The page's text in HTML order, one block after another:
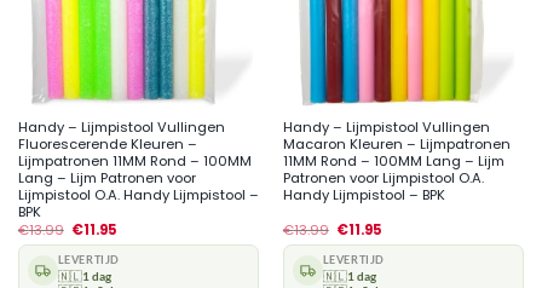
Handy – Lijmpistool Vullingen
Fluorescerende Kleuren –
Lijmpatronen 11MM Rond – 100MM
Lang – Lijm Patronen voor
Lijmpistool O.A. Handy Lijmpistool –
BPK
€13.99 €11.95
LEVERTIJD
🇳🇱1 dag
Handy – Lijmpistool Vullingen
Macaron Kleuren – Lijmpatronen
11MM Rond – 100MM Lang – Lijm
Patronen voor Lijmpistool O.A.
Handy Lijmpistool – BPK
€13.99 €11.95
LEVERTIJD
🇳🇱1 dag